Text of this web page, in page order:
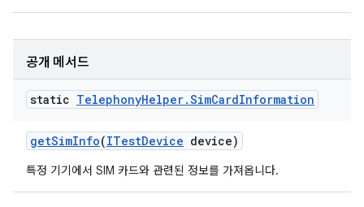
공개 메서드
static TelephonyHelper.SimCardInformation
getSimInfo(ITestDevice device)
특정 기기에서 SIM 카드와 관련된 정보를 가져옵니다.